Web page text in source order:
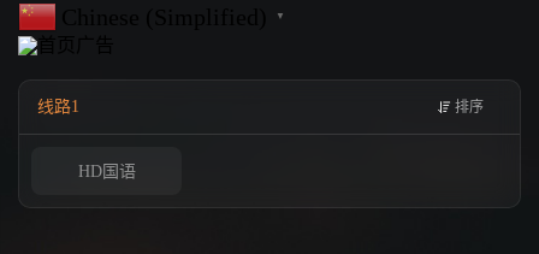
各方面条件都强于自己的某体育教师追求，相比形秽，开心鬼郁郁不得意，更
受打击的是，他因掉入戴卓仪一众设的“陷阱”，遭校长误会被迫离开学校。戴卓
仪一众后悔不迭，开始想办法弥补过错。
▼
线路1 排序
HD国语